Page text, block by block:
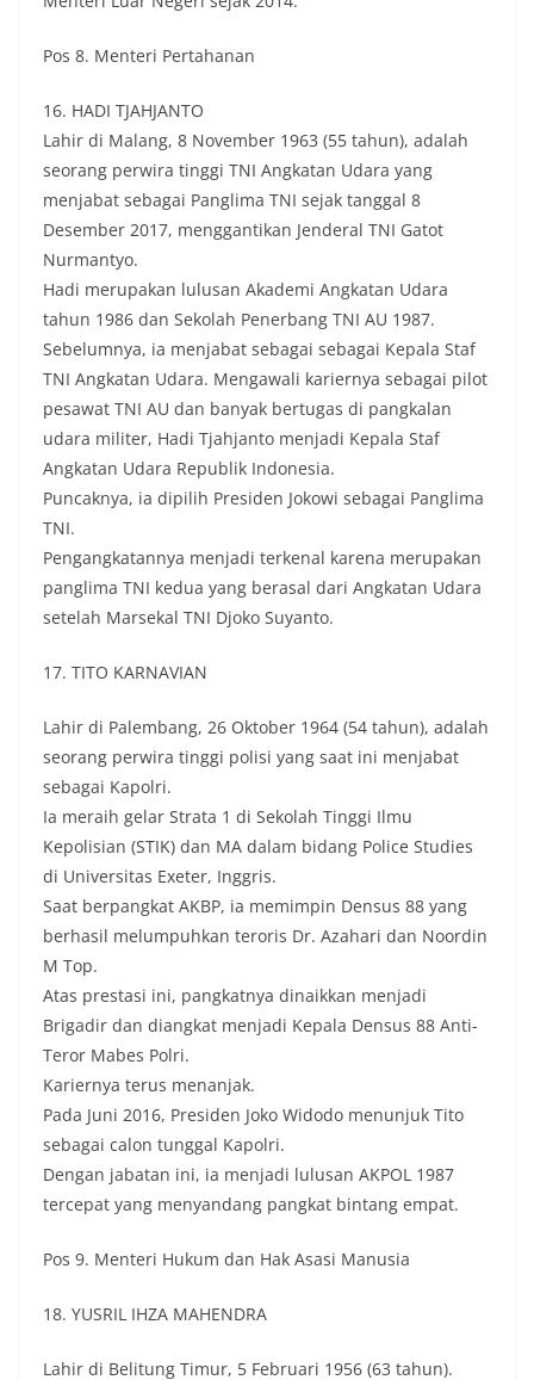
Pos 8. Menteri Pertahanan
16. HADI TJAHJANTO
Lahir di Malang, 8 November 1963 (55 tahun), adalah
seorang perwira tinggi TNI Angkatan Udara yang
menjabat sebagai Panglima TNI sejak tanggal 8
Desember 2017, menggantikan Jenderal TNI Gatot
Nurmantyo.
Hadi merupakan lulusan Akademi Angkatan Udara
tahun 1986 dan Sekolah Penerbang TNI AU 1987.
Sebelumnya, ia menjabat sebagai sebagai Kepala Staf
TNI Angkatan Udara. Mengawali kariernya sebagai pilot
pesawat TNI AU dan banyak bertugas di pangkalan
udara militer, Hadi Tjahjanto menjadi Kepala Staf
Angkatan Udara Republik Indonesia.
Puncaknya, ia dipilih Presiden Jokowi sebagai Panglima
TNI.
Pengangkatannya menjadi terkenal karena merupakan
panglima TNI kedua yang berasal dari Angkatan Udara
setelah Marsekal TNI Djoko Suyanto.
17. TITO KARNAVIAN
Lahir di Palembang, 26 Oktober 1964 (54 tahun), adalah
seorang perwira tinggi polisi yang saat ini menjabat
sebagai Kapolri.
Ia meraih gelar Strata 1 di Sekolah Tinggi Ilmu
Kepolisian (STIK) dan MA dalam bidang Police Studies
di Universitas Exeter, Inggris.
Saat berpangkat AKBP, ia memimpin Densus 88 yang
berhasil melumpuhkan teroris Dr. Azahari dan Noordin
M Top.
Atas prestasi ini, pangkatnya dinaikkan menjadi
Brigadir dan diangkat menjadi Kepala Densus 88 Anti-
Teror Mabes Polri.
Kariernya terus menanjak.
Pada Juni 2016, Presiden Joko Widodo menunjuk Tito
sebagai calon tunggal Kapolri.
Dengan jabatan ini, ia menjadi lulusan AKPOL 1987
tercepat yang menyandang pangkat bintang empat.
Pos 9. Menteri Hukum dan Hak Asasi Manusia
18. YUSRIL IHZA MAHENDRA
Lahir di Belitung Timur, 5 Februari 1956 (63 tahun).